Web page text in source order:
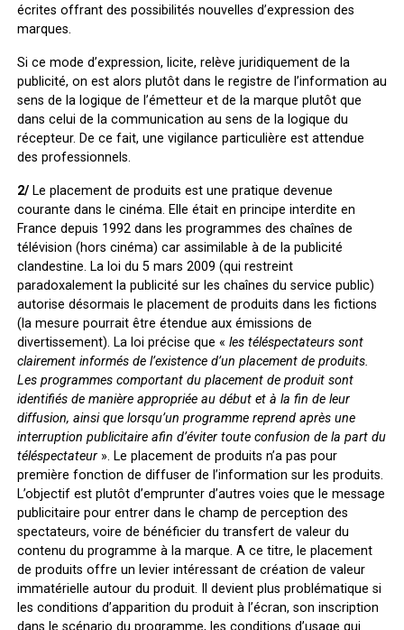
écrites offrant des possibilités nouvelles d’expression des
marques.
Si ce mode d’expression, licite, relève juridiquement de la
publicité, on est alors plutôt dans le registre de l’information au
sens de la logique de l’émetteur et de la marque plutôt que
dans celui de la communication au sens de la logique du
récepteur. De ce fait, une vigilance particulière est attendue
des professionnels.
2/Le placement de produits est une pratique devenue
courante dans le cinéma. Elle était en principe interdite en
France depuis 1992 dans les programmes des chaînes de
télévision (hors cinéma) car assimilable à de la publicité
clandestine. La loi du 5 mars 2009 (qui restreint
paradoxalement la publicité sur les chaînes du service public)
autorise désormais le placement de produits dans les fictions
(la mesure pourrait être étendue aux émissions de
divertissement). La loi précise que « les téléspectateurs sont
clairement informés de l’existence d’un placement de produits.
Les programmes comportant du placement de produit sont
identifiés de manière appropriée au début et à la fin de leur
diffusion, ainsi que lorsqu’un programme reprend après une
interruption publicitaire afin d’éviter toute confusion de la part du
téléspectateur». Le placement de produits n’a pas pour
première fonction de diffuser de l’information sur les produits.
L’objectif est plutôt d’emprunter d’autres voies que le message
publicitaire pour entrer dans le champ de perception des
spectateurs, voire de bénéficier du transfert de valeur du
contenu du programme à la marque. A ce titre, le placement
de produits offre un levier intéressant de création de valeur
immatérielle autour du produit. Il devient plus problématique si
les conditions d’apparition du produit à l’écran, son inscription
dans le scénario du programme, les conditions d’usage qui